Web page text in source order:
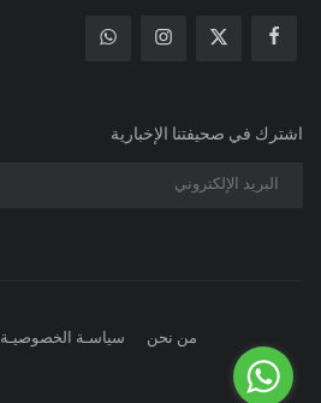
اشترك في صحيفتنا الإخبارية
من نحن سياسـة الخصوصيـة